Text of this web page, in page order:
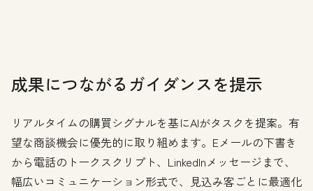
成果につながるガイダンスを提示
リアルタイムの購買シグナルを基にAIがタスクを提案。有
望な商談機会に優先的に取り組めます。Eメールの下書き
から電話のトークスクリプト、LinkedInメッセージまで、
幅広いコミュニケーション形式で、見込み客ごとに最適化